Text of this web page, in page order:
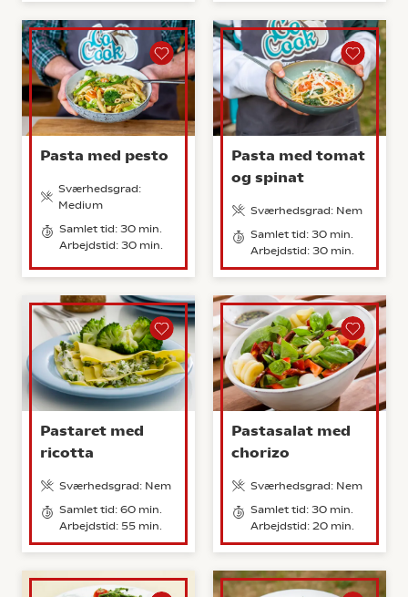
Pasta med pesto
Sværhedsgrad:
Medium
Samlet tid: 30 min.
Arbejdstid: 30 min.
Pasta med tomat
og spinat
Sværhedsgrad: Nem
Samlet tid: 30 min.
Arbejdstid: 30 min.
Pastaret med
ricotta
Sværhedsgrad: Nem
Samlet tid: 60 min.
Arbejdstid: 55 min.
Pastasalat med
chorizo
Sværhedsgrad: Nem
Samlet tid: 30 min.
Arbejdstid: 20 min.